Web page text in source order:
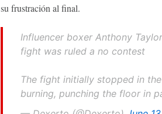
su frustración al final.
Influencer boxer Anthony
fight was ruled a no contest
The fight initially stopped in
burning, punching the floor in